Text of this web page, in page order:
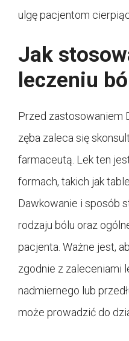
ulgę pacjentom
Jak
leczeniu
Przed zastosowaniem
zęba zaleca się
farmaceutą. Lek ten
formach, takich jak
Dawkowanie i sposób
rodzaju bólu oraz
pacjenta. Ważne jest,
zgodnie z zaleceniami
nadmiernego lub
może prowadzić do